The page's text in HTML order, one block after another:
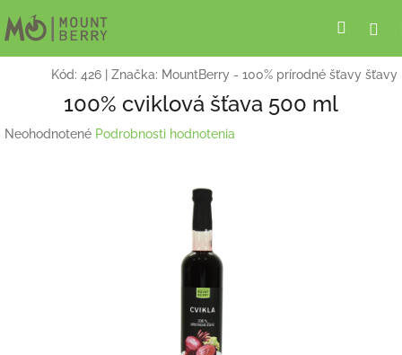
na
obsah
Hľadať
Kód: 426 Značka: MountBerry - 100% prírodné šťavy šťavy
100% cviklová šťava 500 ml
Priemerné
Neohodnotené Podrobnosti hodnotenia